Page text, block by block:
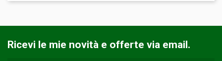
Ricevi le mie novità e offerte via email.